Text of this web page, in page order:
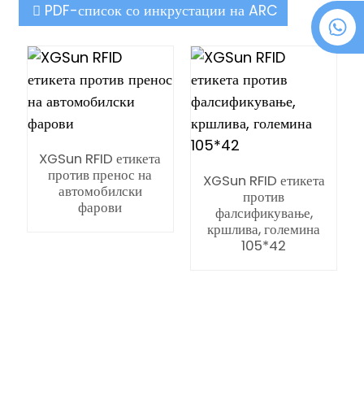
+86 18076372139
PDF-список со инкрустации на ARC
XGSun RFID етикета
против пренос на
автомобилски
фарови
XGSun RFID етикета
против
фалсификување,
кршлива, големина
105*42